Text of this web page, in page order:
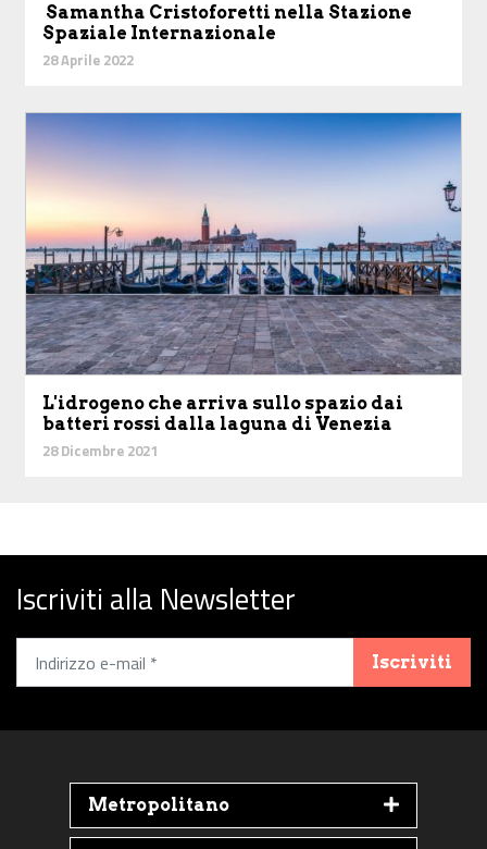
Samantha Cristoforetti nella Stazione
Spaziale Internazionale
28 Aprile 2022
L'idrogeno che arriva sullo spazio dai
batteri rossi dalla laguna di Venezia
28 Dicembre 2021
Iscriviti alla Newsletter
Iscriviti
Metropolitano